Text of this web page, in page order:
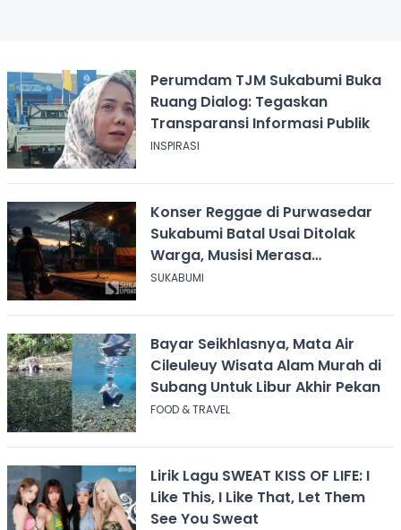
Perumdam TJM Sukabumi Buka
Ruang Dialog: Tegaskan
Transparansi Informasi Publik
INSPIRASI
Konser Reggae di Purwasedar
Sukabumi Batal Usai Ditolak
Warga, Musisi Merasa
Didiskreditkan
SUKABUMI
Bayar Seikhlasnya, Mata Air
Cileuleuy Wisata Alam Murah di
Subang Untuk Libur Akhir Pekan
FOOD & TRAVEL
Lirik Lagu SWEAT KISS OF LIFE: I
Like This, I Like That, Let Them
See You Sweat